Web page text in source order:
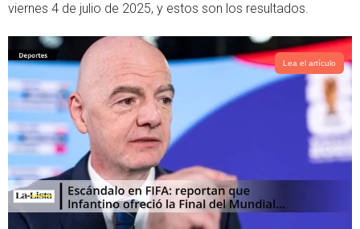
r
p
p
viernes 4 de julio de 2025, y estos son los resultados.
Lea el artículo